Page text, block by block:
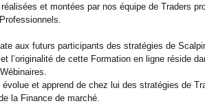
et montées par nos équipe de Traders
aux futurs participants des stratégies de
l’originalité de cette Formation en ligne réside
et apprend de chez lui des stratégies de
la Finance de marché.